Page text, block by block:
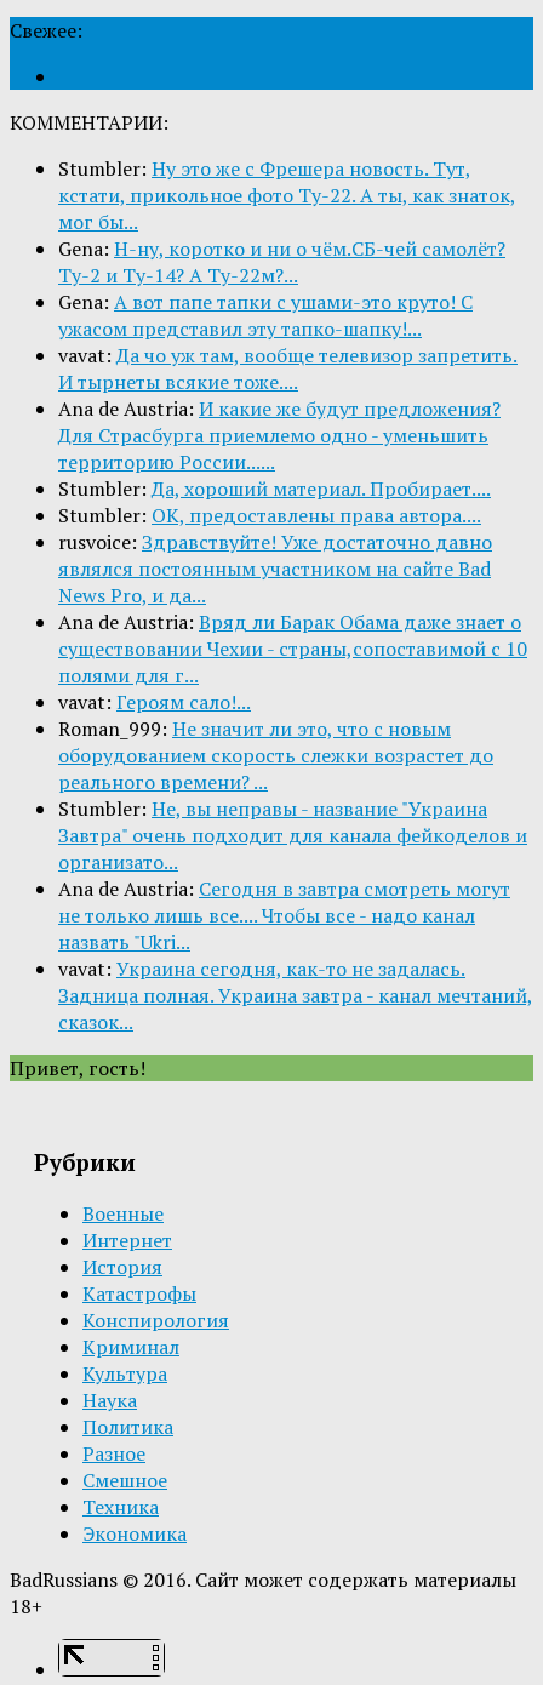
Свежее:
КОММЕНТАРИИ:
Stumbler: Ну это же с Фрешера новость. Тут,
кстати, прикольное фото Ту-22. А ты, как знаток,
мог бы...
Gena: Н-ну, коротко и ни о чём.СБ-чей самолёт?
Ту-2 и Ту-14? А Ту-22м?...
Gena: А вот папе тапки с ушами-это круто! С
ужасом представил эту тапко-шапку!...
vavat:Да чо уж там, вообще телевизор запретить.
И тырнеты всякие тоже....
Ana de Austria: И какие же будут предложения?
Для Страсбурга приемлемо одно - уменьшить
территорию России......
Stumbler:Да, хороший материал. Пробирает....
Stumbler: ОК, предоставлены права автора....
rusvoice: Здравствуйте! Уже достаточно давно
являлся постоянным участником на сайте Bad
News Pro, и да...
Ana de Austria: Вряд ли Барак Обама даже знает о
существовании Чехии - страны,сопоставимой с 10
полями для г...
vavat: Героям сало!...
Roman_999: Не значит ли это, что с новым
оборудованием скорость слежки возрастет до
реального времени? ...
Stumbler: Не, вы неправы - название "Украина
Завтра" очень подходит для канала фейкоделов и
организато...
Ana de Austria: Сегодня в завтра смотреть могут
не только лишь все.... Чтобы все - надо канал
назвать "Ukri...
vavat: Украина сегодня, как-то не задалась.
Задница полная. Украина завтра - канал мечтаний,
сказок...
Привет, гость!
Рубрики
Военные
Интернет
История
Катастрофы
Конспирология
Криминал
Культура
Наука
Политика
Разное
Смешное
Техника
Экономика
BadRussians © 2016. Сайт может содержать материалы
18+